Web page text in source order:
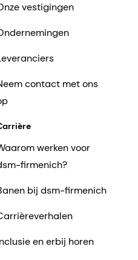
vestigingen
contact met ons
werken voor
firmenich?
bij dsm-firmenich
en erbij horen